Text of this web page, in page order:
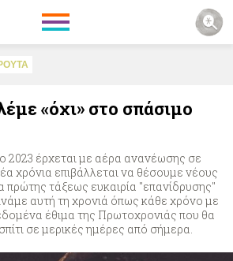
«όχι» στο σπάσιμο
2023 έρχεται με αέρα ανανέωσης σε
χρόνια επιβάλλεται να θέσουμε νέους
πρώτης τάξεως ευκαιρία "επανίδρυσης"
αυτή τη χρονιά όπως κάθε χρόνο με
έθιμα της Πρωτοχρονιάς που θα
σε μερικές ημέρες από σήμερα.